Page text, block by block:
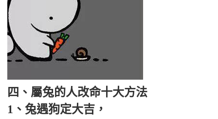
四、屬兔的人改命十大方法
1、兔遇狗定大吉，